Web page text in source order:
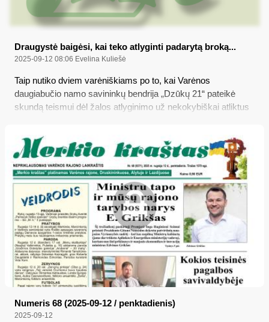
Draugystė baigėsi, kai teko atlyginti padarytą broką...
2025-09-12 08:06 Evelina Kuliešė
Taip nutiko dviem varėniškiams po to, kai Varėnos
daugiabučio namo savininkų bendrija „Dzūkų 21“ pateikė
skundą teismui dėl žalos atlyginimo už nekokybiškai atliktus
Numeris 68 (2025-09-12 / penktadienis)
2025-09-12